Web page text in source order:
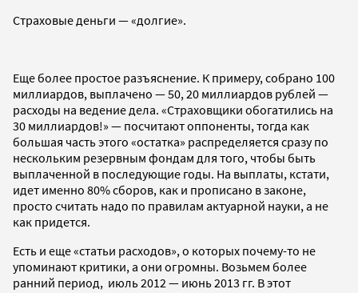
Страховые деньги — «долгие».
Еще более простое разъяснение. К примеру, собрано 100
миллиардов, выплачено — 50, 20 миллиардов рублей —
расходы на ведение дела. «Страховщики обогатились на
30 миллиардов!» — посчитают оппоненты, тогда как
большая часть этого «остатка» распределяется сразу по
нескольким резервным фондам для того, чтобы быть
выплаченной в последующие годы. На выплаты, кстати,
идет именно 80% сборов, как и прописано в законе,
просто считать надо по правилам актуарной науки, а не
как придется.
Есть и еще «статьи расходов», о которых почему-то не
упоминают критики, а они огромны. Возьмем более
ранний период, июль 2012 — июнь 2013 гг. В этот